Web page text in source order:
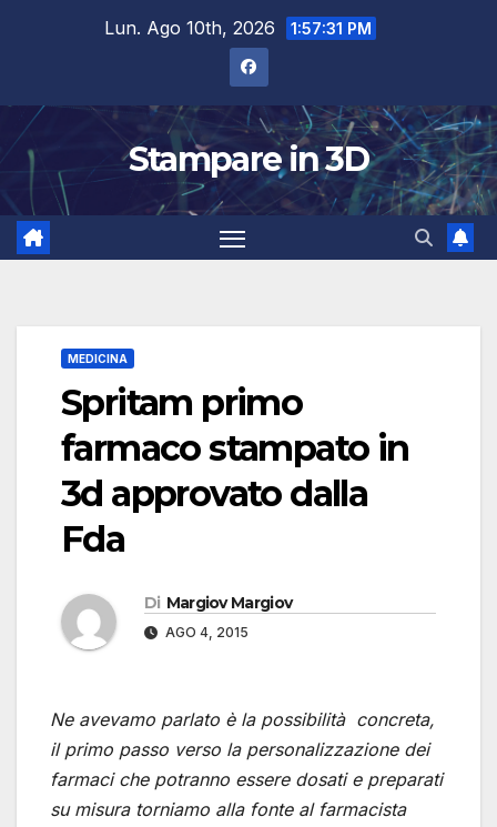
Lun. Ago 10th, 2026 1:57:32 PM
Stampare in 3D
MEDICINA
Spritam primo
farmaco stampato in
3d approvato dalla
Fda
Di Margiov Margiov
AGO 4, 2015
Ne avevamo parlato è la possibilità concreta,
il primo passo verso la personalizzazione dei
farmaci che potranno essere dosati e preparati
su misura torniamo alla fonte al farmacista